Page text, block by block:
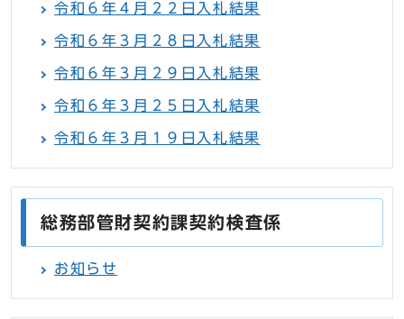
令和６年４月２２日入札結果
令和６年３月２８日入札結果
令和６年３月２９日入札結果
令和６年３月２５日入札結果
令和６年３月１９日入札結果
総務部管財契約課契約検査係
お知らせ